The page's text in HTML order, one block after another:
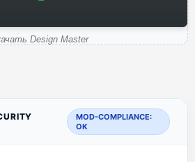
Design Master
MOD-COMPLIANCE:
OK